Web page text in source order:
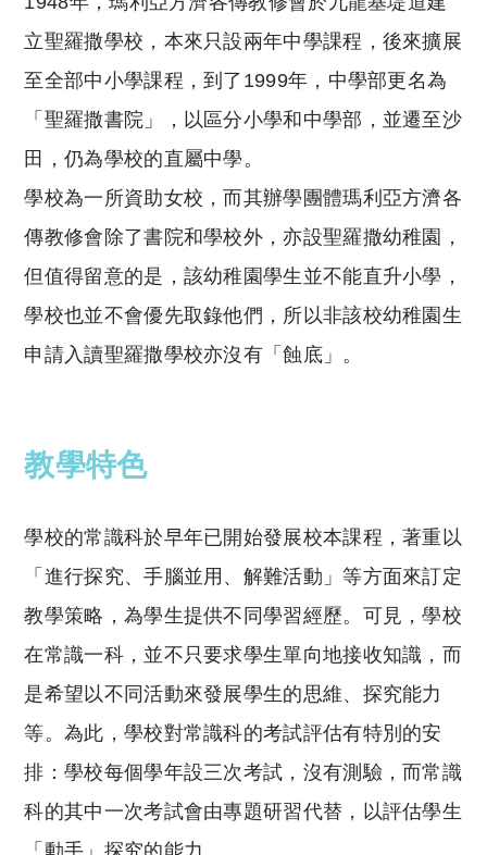
立聖羅撒學校，本來只設兩年中學課程，後來擴展
至全部中小學課程，到了1999年，中學部更名為
「聖羅撒書院」，以區分小學和中學部，並遷至沙
田，仍為學校的直屬中學。
學校為一所資助女校，而其辦學團體瑪利亞方濟各
傳教修會除了書院和學校外，亦設聖羅撒幼稚園，
但值得留意的是，該幼稚園學生並不能直升小學，
學校也並不會優先取錄他們，所以非該校幼稚園生
申請入讀聖羅撒學校亦沒有「蝕底」。
教學特色
學校的常識科於早年已開始發展校本課程，著重以
「進行探究、手腦並用、解難活動」等方面來訂定
教學策略，為學生提供不同學習經歷。可見，學校
在常識一科，並不只要求學生單向地接收知識，而
是希望以不同活動來發展學生的思維、探究能力
等。為此，學校對常識科的考試評估有特別的安
排：學校每個學年設三次考試，沒有測驗，而常識
科的其中一次考試會由專題研習代替，以評估學生
「動手」探究的能力。